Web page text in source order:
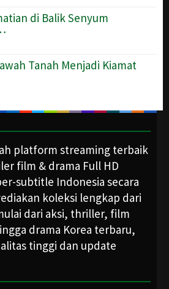
di Balik Senyum
Tanah Menjadi Kiamat
platform streaming terbaik
film & drama Full HD
subtitle Indonesia secara
koleksi lengkap dari
dari aksi, thriller, film
drama Korea terbaru,
tinggi dan update